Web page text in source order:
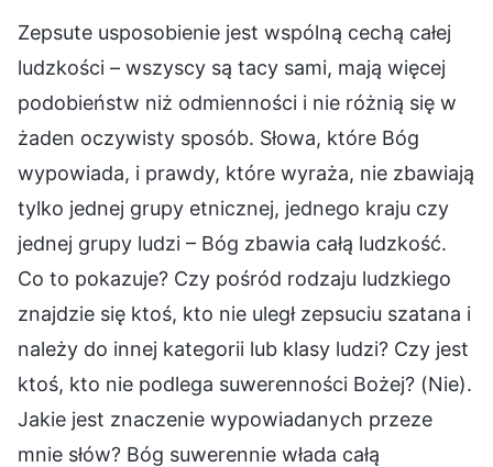
Zepsute usposobienie jest wspólną cechą całej
ludzkości – wszyscy są tacy sami, mają więcej
podobieństw niż odmienności i nie różnią się w
żaden oczywisty sposób. Słowa, które Bóg
wypowiada, i prawdy, które wyraża, nie zbawiają
tylko jednej grupy etnicznej, jednego kraju czy
jednej grupy ludzi – Bóg zbawia całą ludzkość.
Co to pokazuje? Czy pośród rodzaju ludzkiego
znajdzie się ktoś, kto nie uległ zepsuciu szatana i
należy do innej kategorii lub klasy ludzi? Czy jest
ktoś, kto nie podlega suwerenności Bożej? (Nie).
Jakie jest znaczenie wypowiadanych przeze
mnie słów? Bóg suwerennie włada całą